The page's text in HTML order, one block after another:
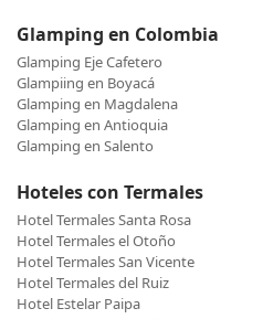
Glamping en Colombia
Glamping Eje Cafetero
Glampiing en Boyacá
Glamping en Magdalena
Glamping en Antioquia
Glamping en Salento
Hoteles con Termales
Hotel Termales Santa Rosa
Hotel Termales el Otoño
Hotel Termales San Vicente
Hotel Termales del Ruiz
Hotel Estelar Paipa